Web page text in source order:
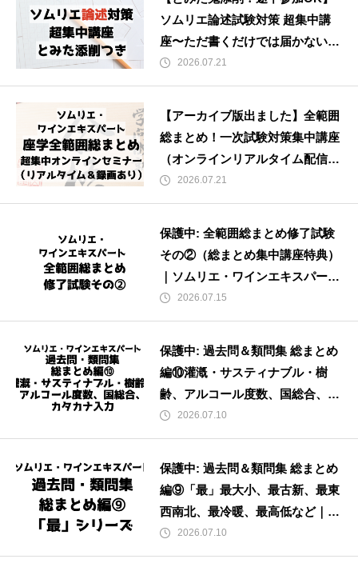
ソムリエ論述試験対策 超集中講
座〜ただ書くだけでは届かない。
「伝える力」で合格をつかむ〜
2026.07.21
【アーカイブ版出ました】全範囲
総まとめ！一次試験対策集中講座
（オンラインリアルタイム配信・
録画付き） ｜ソムリエ・ワイン
エキスパート試験
2026.07.21
保護中: 全範囲総まとめ修了試験
その②（総まとめ集中講座特典）
｜ソムリエ・ワインエキスパート
試験（2026年度版・受講者様限
定）
2026.07.15
保護中: 過去問＆類問集 総まとめ
編⑩灌漑・サスティナブル・樹
齢、アルコール度数、国総合、カ
タカナ入力｜ソムリエ・ワインエ
キスパート試験（2026年度版・受
2026.07.10
保護中: 過去問＆類問集 総まとめ
編⑨「最」最大小、最古新、最東
西南北、最冷暖、最高低など｜ソ
ムリエ・ワインエキスパート試験
（2026年度版・受講者様限定）
2026.07.10